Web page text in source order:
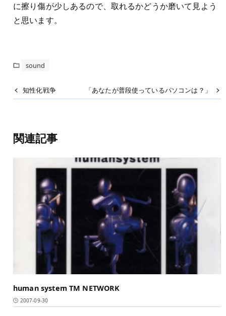
に擦り傷が少しあるので、取れるかどうか磨いて見よう
と思います。
sound
知性化戦争 「あなたが普段使っているパソコンは？」
関連記事
human system TM NETWORK
2007-09-30